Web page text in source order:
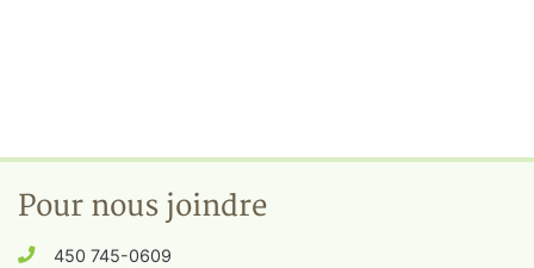
Pour nous joindre
450 745-0609